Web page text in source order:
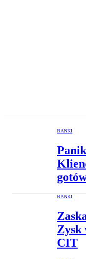
BANKI
BANKI
Zysk
CIT